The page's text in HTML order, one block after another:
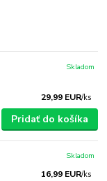
29,99 EUR/ks
Skladom
Pridať do košíka
16,99 EUR/ks
Skladom